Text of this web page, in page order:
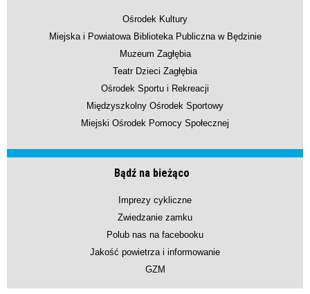
Ośrodek Kultury
Miejska i Powiatowa Biblioteka Publiczna w Będzinie
Muzeum Zagłębia
Teatr Dzieci Zagłębia
Ośrodek Sportu i Rekreacji
Międzyszkolny Ośrodek Sportowy
Miejski Ośrodek Pomocy Społecznej
Bądź na bieżąco
Imprezy cykliczne
Zwiedzanie zamku
Polub nas na facebooku
Jakość powietrza i informowanie
GZM